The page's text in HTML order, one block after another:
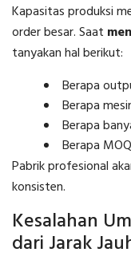
Kapasitas produksi
order besar. Saat
tanyakan hal berikut:
Berapa
Berapa
Berapa
Berapa
Pabrik profesional
konsisten.
Kesalahan
dari Jarak